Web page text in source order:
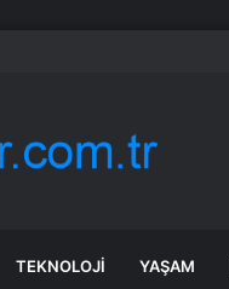
evinde ölü bulundu!
TEKNOLOJI YAŞAM